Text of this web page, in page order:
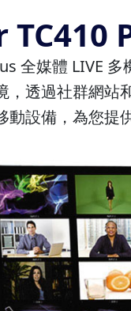
全媒體 LIVE
，透過社群網站
動設備，為您提